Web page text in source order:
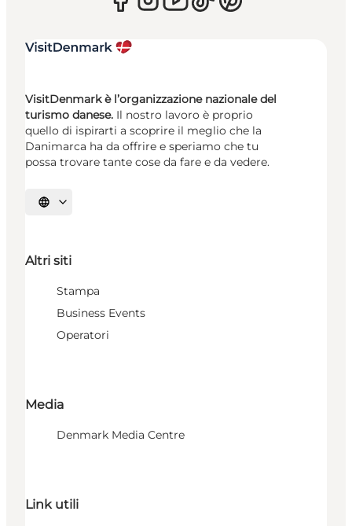
VisitDenmark è l’organizzazione nazionale del
turismo danese. Il nostro lavoro è proprio
quello di ispirarti a scoprire il meglio che la
Danimarca ha da offrire e speriamo che tu
possa trovare tante cose da fare e da vedere.
Seleziona la lingua
Altri siti
Stampa
Business Events
Operatori
Media
Denmark Media Centre
Link utili